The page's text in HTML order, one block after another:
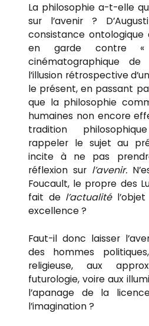
La philosophie a-t-elle
sur l’avenir ?
consistance ontologique
en garde contre «
cinématographique
l’illusion rétrospective
le présent, en passant
que la philosophie
humaines non encore
tradition
rappeler le sujet au
incite à ne pas
réflexion sur l’avenir.
Foucault, le propre des
fait del’actualité
excellence ?
Faut-il donc laisser
des hommes
religieuse, aux
futurologie, voire aux
l’apanage de la
l’imagination ?